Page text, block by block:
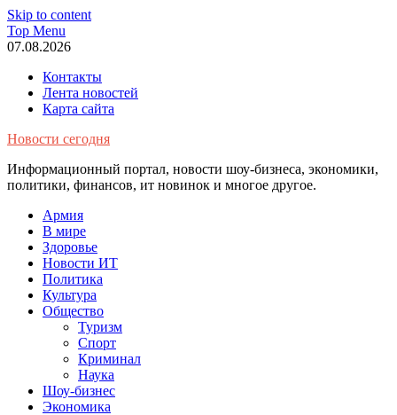
Skip to content
Top Menu
07.08.2026
Контакты
Лента новостей
Карта сайта
Новости сегодня
Информационный портал, новости шоу-бизнеса, экономики,
политики, финансов, ит новинок и многое другое.
Армия
В мире
Здоровье
Новости ИТ
Политика
Культура
Общество
Туризм
Спорт
Криминал
Наука
Шоу-бизнес
Экономика